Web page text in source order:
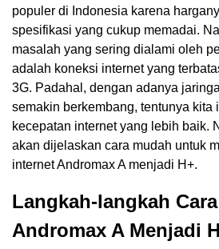
populer di Indonesia karena
spesifikasi yang cukup memadai.
masalah yang sering dialami oleh
adalah koneksi internet yang
3G. Padahal, dengan adanya
semakin berkembang, tentunya kita
kecepatan internet yang lebih baik.
akan dijelaskan cara mudah untuk
internet Andromax A menjadi H+.
Langkah-langkah
Andromax A Menjadi